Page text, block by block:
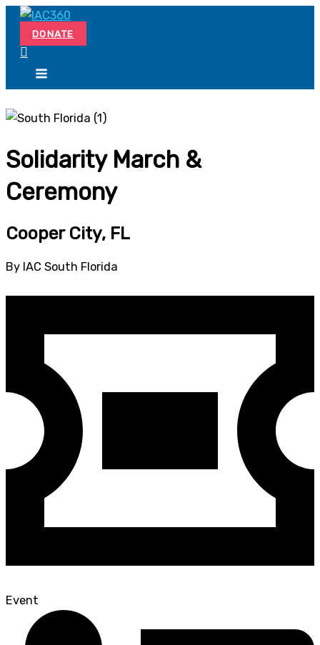
Skip
content
DONATE
Solidarity March &
Ceremony
Cooper City, FL
By IAC South Florida
Event
Search...